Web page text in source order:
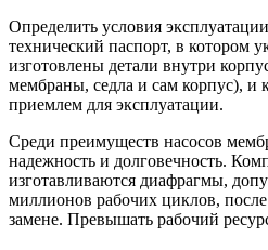
Определить условия
технический паспорт, в котором
изготовлены детали внутри
мембраны, седла и сам корпус), и
приемлем для эксплуатации.
Среди преимуществ насосов
надежность и долговечность.
изготавливаются диафрагмы,
миллионов рабочих циклов,
замене. Превышать рабочий